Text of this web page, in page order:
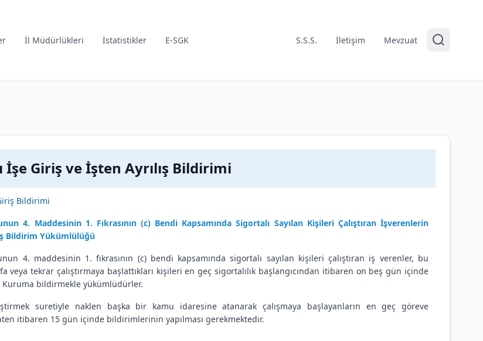
İl Müdürlükleri İstatistikler E-SGK S.S.S. İletişim Mevzuat
İşe Giriş ve İşten Ayrılış Bildirimi
Bildirimi
4. Maddesinin 1. Fıkrasının (c) Bendi Kapsamında Sigortalı Sayılan Kişileri Çalıştıran İşverenlerin
Bildirim Yükümlülüğü
4. maddesinin 1. fıkrasının (c) bendi kapsamında sigortalı sayılan kişileri çalıştıran iş verenler, bu
veya tekrar çalıştırmaya başlattıkları kişileri en geç sigortalılık başlangıcından itibaren on beş gün içinde
bildirmekle yükümlüdürler.
suretiyle naklen başka bir kamu idaresine atanarak çalışmaya başlayanların en geç göreve
itibaren 15 gün içinde bildirimlerinin yapılması gerekmektedir.